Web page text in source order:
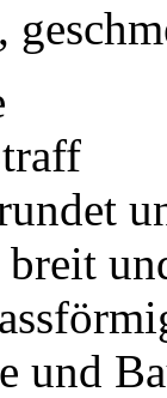
-
und